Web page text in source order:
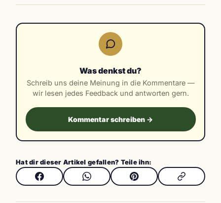
Was denkst du?
Schreib uns deine Meinung in die Kommentare —
wir lesen jedes Feedback und antworten gern.
Kommentar schreiben →
Hat dir dieser Artikel gefallen? Teile ihn: